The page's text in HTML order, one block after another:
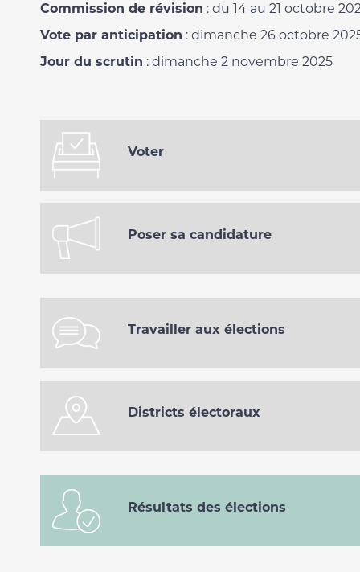
Commission de révision : du 14 au 21 octobre
Vote par anticipation : dimanche 26 octobre
Jour du scrutin : dimanche 2 novembre 2025
Voter
Poser sa candidature
Travailler aux élections
Districts électoraux
Résultats des élections